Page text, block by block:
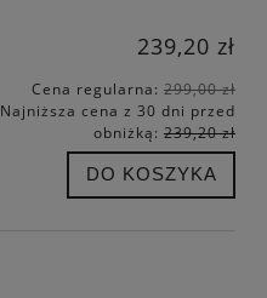
239,20 zł
Cena regularna: 299,00 zł
Najniższa cena z 30 dni przed
obniżką: 239,20 zł
DO KOSZYKA